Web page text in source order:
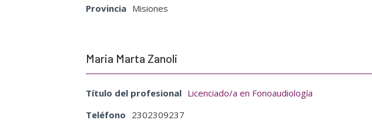
Provincia Misiones
Maria Marta Zanoli
Título del profesional Licenciado/a en Fonoaudiología
Teléfono 2302309237